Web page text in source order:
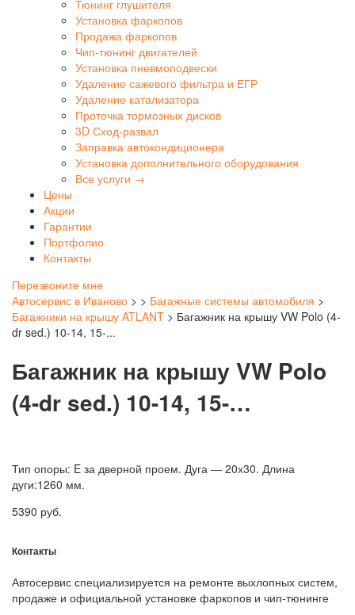
Тюнинг глушителя
Установка фаркопов
Продажа фаркопов
Чип-тюнинг двигателей
Установка пневмоподвески
Удаление сажевого фильтра и ЕГР
Удаление катализатора
Проточка тормозных дисков
3D Сход-развал
Заправка автокондиционера
Установка дополнительного оборудования
Все услуги →
Цены
Акции
Гарантии
Портфолио
Контакты
Перезвоните мне
Автосервис в Иваново > > Багажные системы автомобиля >
Багажники на крышу ATLANT > Багажник на крышу VW Polo (4-
dr sed.) 10-14, 15-...
Багажник на крышу VW Polo
(4-dr sed.) 10-14, 15-…
Тип опоры: E за дверной проем. Дуга — 20х30. Длина
дуги:1260 мм.
5390 руб.
Контакты
Автосервис специализируется на ремонте выхлопных систем,
продаже и официальной установке фаркопов и чип-тюнинге